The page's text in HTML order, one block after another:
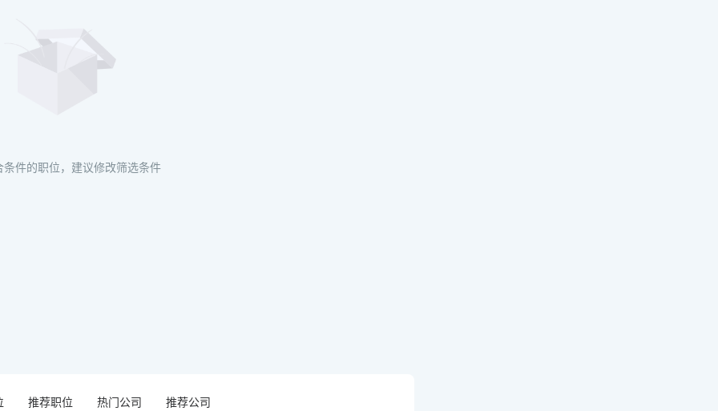
条件的职位，建议修改筛选条件
推荐职位 热门公司 推荐公司